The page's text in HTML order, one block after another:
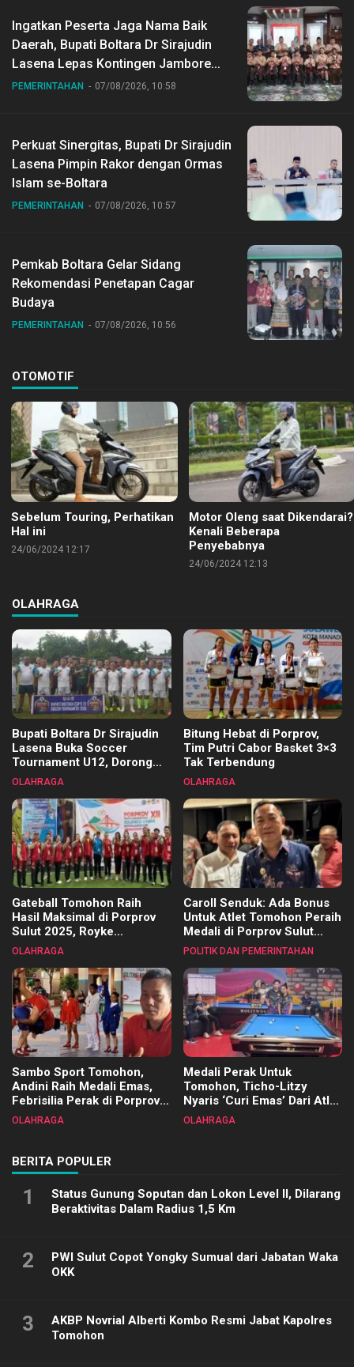
Ingatkan Peserta Jaga Nama Baik
Daerah, Bupati Boltara Dr Sirajudin
Lasena Lepas Kontingen Jambore
Nasional ke XII di Buperta Cibubur
PEMERINTAHAN 07/08/2026, 10:58
Perkuat Sinergitas, Bupati Dr Sirajudin
Lasena Pimpin Rakor dengan Ormas
Islam se-Boltara
PEMERINTAHAN 07/08/2026, 10:57
Pemkab Boltara Gelar Sidang
Rekomendasi Penetapan Cagar
Budaya
PEMERINTAHAN 07/08/2026, 10:56
OTOMOTIF
Sebelum Touring, Perhatikan
Hal ini
24/06/2024 12:17
Motor Oleng saat Dikendarai?
Kenali Beberapa
Penyebabnya
24/06/2024 12:13
OLAHRAGA
Bupati Boltara Dr Sirajudin
Lasena Buka Soccer
Tournament U12, Dorong
Pembinaan Merata di Setiap
OLAHRAGA
Bitung Hebat di Porprov,
Tim Putri Cabor Basket 3×3
Tak Terbendung
OLAHRAGA
Gateball Tomohon Raih
Hasil Maksimal di Porprov
Sulut 2025, Royke
Tangkawarouw Ucapkan
OLAHRAGA
Caroll Senduk: Ada Bonus
Untuk Atlet Tomohon Peraih
Medali di Porprov Sulut
2025
POLITIK DAN PEMERINTAHAN
Sambo Sport Tomohon,
Andini Raih Medali Emas,
Febrisilia Perak di Porprov
Sulut 2025
OLAHRAGA
Medali Perak Untuk
Tomohon, Ticho-Litzy
Nyaris ‘Curi Emas’ Dari Atlet
Biliar PON di Porprov Sulut
OLAHRAGA
BERITA POPULER
1
Status Gunung Soputan dan Lokon Level II, Dilarang
Beraktivitas Dalam Radius 1,5 Km
2
PWI Sulut Copot Yongky Sumual dari Jabatan Waka
OKK
3
AKBP Novrial Alberti Kombo Resmi Jabat Kapolres
Tomohon